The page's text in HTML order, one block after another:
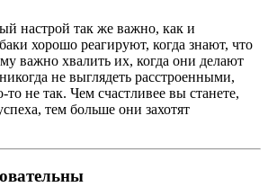
настрой так же важно, как и
хорошо реагируют, когда знают, что
важно хвалить их, когда они делают
не выглядеть расстроенными,
то не так. Чем счастливее вы станете,
тем больше они захотят